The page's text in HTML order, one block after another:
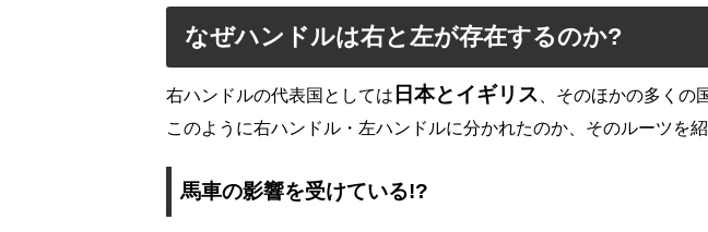
なぜハンドルは右と左が存在するのか?
右ハンドルの代表国としては 日本とイギリス、そのほかの多くの
このように右ハンドル・左ハンドルに分かれたのか、そのルーツを紹
馬車の影響を受けている!?